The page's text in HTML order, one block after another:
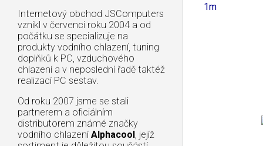
Internetový obchod JSComputers
vznikl v červenci roku 2004 a od
počátku se specializuje na
produkty vodního chlazení, tuning
doplňků k PC, vzduchového
chlazení a v neposlední řadě taktéž
realizací PC sestav.
Od roku 2007 jsme se stali
partnerem a oficiálním
distributorem známé značky
vodního chlazení Alphacool, jejíž
1m